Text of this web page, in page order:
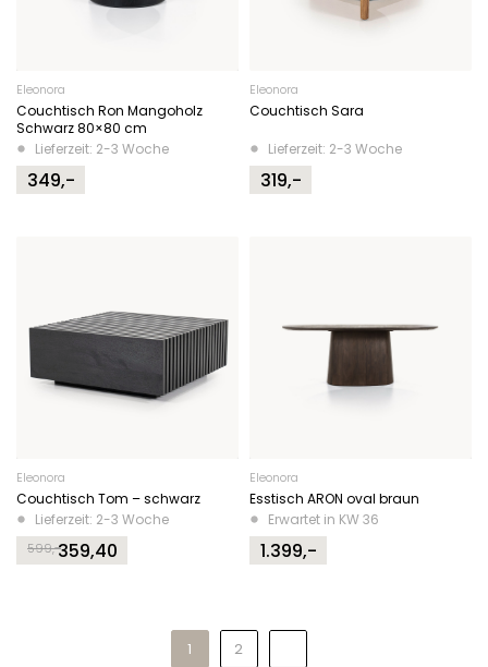
Eleonora
Couchtisch Ron Mangoholz
Schwarz 80×80 cm
Lieferzeit: 2-3 Woche
349,-
Eleonora
Couchtisch Sara
Lieferzeit: 2-3 Woche
319,-
Eleonora
Couchtisch Tom – schwarz
Lieferzeit: 2-3 Woche
599,-
Original359,40
Current
Eleonora
Esstisch ARON oval braun
Erwartet in KW 36
1.399,-
1 2